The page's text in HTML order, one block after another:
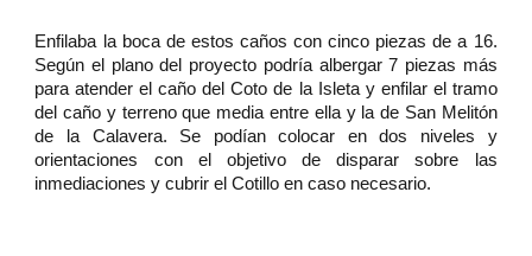
Enfilaba la boca de estos caños con cinco piezas de a 16.
Según el plano del proyecto podría albergar 7 piezas más
para atender el caño del Coto de la Isleta y enfilar el tramo
del caño y terreno que media entre ella y la de San Melitón
de la Calavera. Se podían colocar en dos niveles y
orientaciones con el objetivo de disparar sobre las
inmediaciones y cubrir el Cotillo en caso necesario.